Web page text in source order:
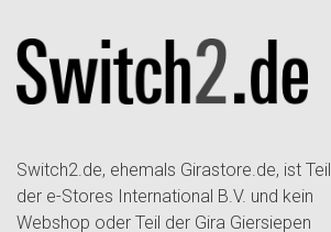
Switch2.de, ehemals Girastore.de, ist Teil
der e-Stores International B.V. und kein
Webshop oder Teil der Gira Giersiepen